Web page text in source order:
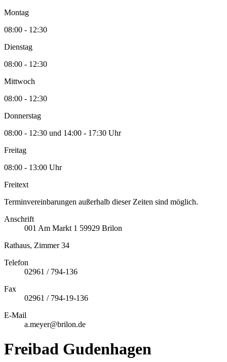
Montag
08:00 - 12:30
Dienstag
08:00 - 12:30
Mittwoch
08:00 - 12:30
Donnerstag
08:00 - 12:30 und 14:00 - 17:30 Uhr
Freitag
08:00 - 13:00 Uhr
Freitext
Terminvereinbarungen außerhalb dieser Zeiten sind möglich.
Anschrift
001 Am Markt 1 59929 Brilon
Rathaus, Zimmer 34
Telefon
02961 / 794-136
Fax
02961 / 794-19-136
E-Mail
a.meyer@brilon.de
Freibad Gudenhagen